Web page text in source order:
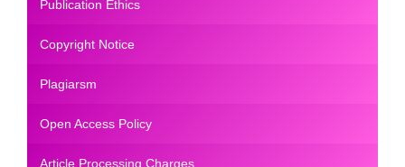
Publication Ethics
Copyright Notice
Plagiarsm
Open Access Policy
Article Processing Charges